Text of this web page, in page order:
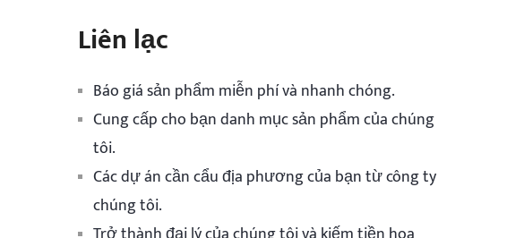
Liên lạc
Báo giá sản phẩm miễn phí và nhanh chóng.
Cung cấp cho bạn danh mục sản phẩm của chúng
tôi.
Các dự án cần cẩu địa phương của bạn từ công ty
chúng tôi.